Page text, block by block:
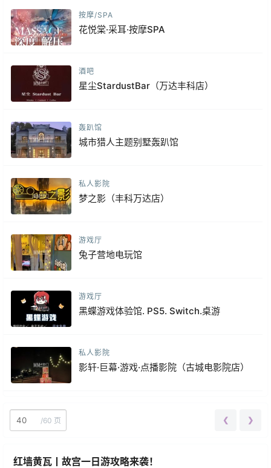
按摩/SPA
花悦棠·采耳·按摩SPA
酒吧
星尘StardustBar（万达丰科店）
轰趴馆
城市猎人主题别墅轰趴馆
私人影院
梦之影（丰科万达店）
游戏厅
兔子营地电玩馆
游戏厅
黑蝶游戏体验馆. PS5. Switch.桌游
私人影院
影轩·巨幕·游戏·点播影院（古城电影院店）
/60 页 ❮ ❯
红墙黄瓦丨故宫一日游攻略来袭！